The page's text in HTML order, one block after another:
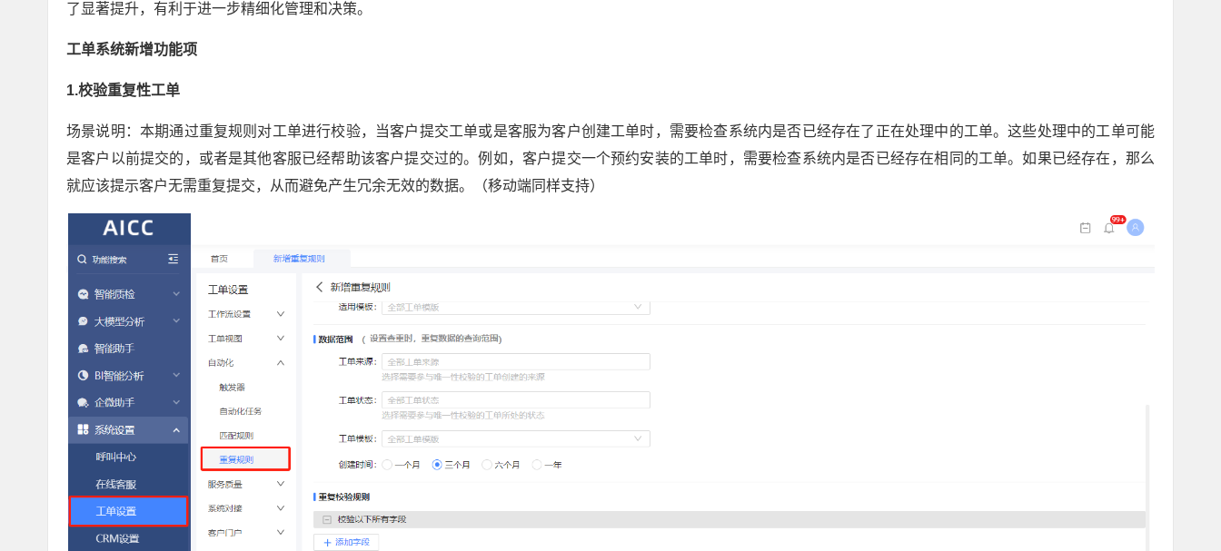
了显著提升，有利于进一步精细化管理和决策。
工单系统新增功能项
1.校验重复性工单
场景说明：本期通过重复规则对工单进行校验，当客户提交工单或是客服为客户创建工单时，需要检查系统内是否已经存在了正在处理中的工单。这些处理中的工单可能
是客户以前提交的，或者是其他客服已经帮助该客户提交过的。例如，客户提交一个预约安装的工单时，需要检查系统内是否已经存在相同的工单。如果已经存在，那么
就应该提示客户无需重复提交，从而避免产生冗余无效的数据。（移动端同样支持）